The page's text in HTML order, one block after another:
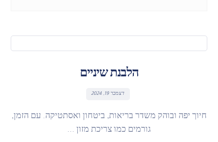
הלבנת שיניים
דצמבר 19, 2024
חיוך יפה ובוהק משדר בריאות, ביטחון ואסתטיקה. עם הזמן,
גורמים כמו צריכת מזון ...